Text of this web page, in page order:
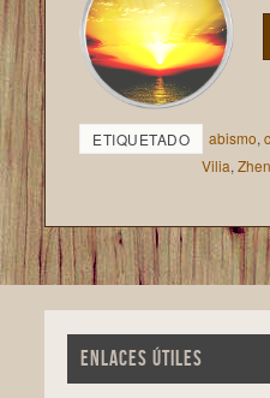
ETIQUETADO abismo,
Vilia,
ENLACES ÚTILES